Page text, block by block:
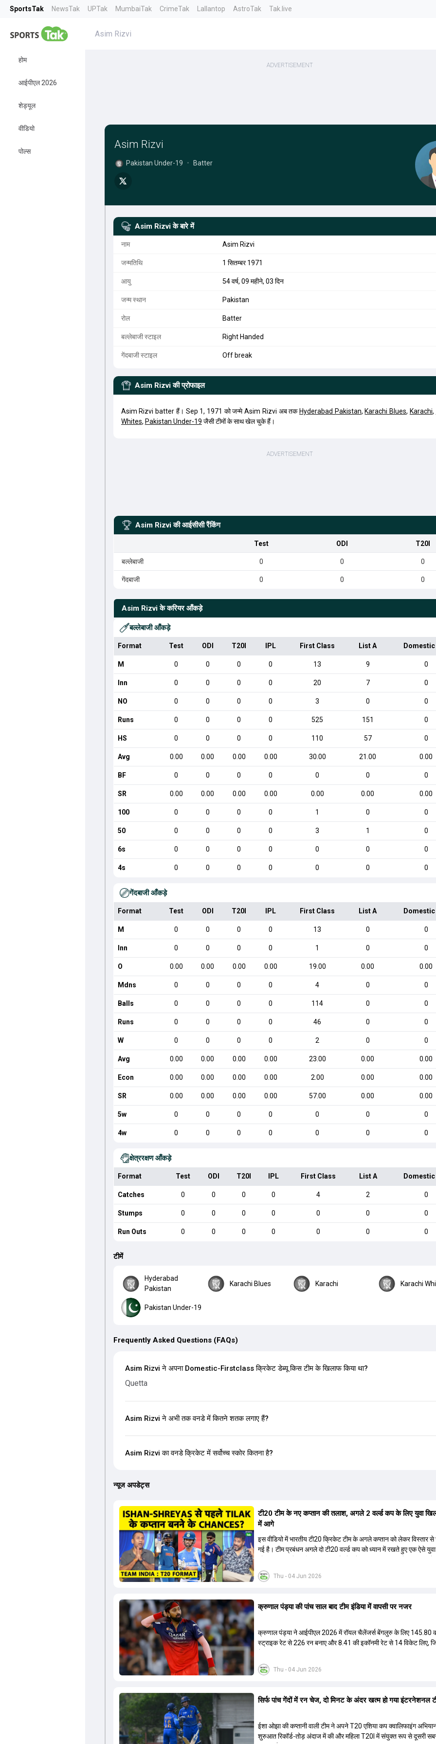
SportsTak NewsTak UPTak MumbaiTak CrimeTak Lallantop AstroTak Tak.live
होम
आईपीएल 2026
शेड्यूल
वीडियो
पोल्स
Asim Rizvi
Asim Rizvi
Pakistan Under-19 • Batter
Asim Rizvi के बारे में
नाम Asim Rizvi
जन्मतिथि 1 सितम्बर 1971
आयु 54 वर्ष, 09 महीने, 03 दिन
जन्म स्थान Pakistan
रोल Batter
बल्लेबाजी स्टाइल Right Handed
गेंदबाजी स्टाइल Off break
Asim Rizvi की प्रोफाइल
Asim Rizvi batter हैं। Sep 1, 1971 को जन्मे Asim Rizvi अब तक Hyderabad Pakistan, Karachi Blues, Karachi,
Whites, Pakistan Under-19 जैसी टीमों के साथ खेल चुके हैं।
Asim Rizvi की आईसीसी रैंकिंग
Test ODI T20I
बल्लेबाजी 0 0 0
गेंदबाजी 0 0 0
Asim Rizvi के करियर आँकड़े
बल्लेबाजी आँकड़े
Format Test ODI T20I IPL First Class List A
M 0 0 0 0 13 9 0
Inn 0 0 0 0 20 7 0
NO 0 0 0 0 3 0 0
Runs 0 0 0 0 525 151 0
HS 0 0 0 0 110 57 0
Avg 0.00 0.00 0.00 0.00 30.00 21.00 0.00
BF 0 0 0 0 0 0 0
SR 0.00 0.00 0.00 0.00 0.00 0.00 0.00
100 0 0 0 0 1 0 0
50 0 0 0 0 3 1 0
6s 0 0 0 0 0 0 0
4s 0 0 0 0 0 0 0
गेंदबाजी आँकड़े
Format Test ODI T20I IPL First Class List A
M 0 0 0 0 13 0 0
Inn 0 0 0 0 1 0 0
O 0.00 0.00 0.00 0.00 19.00 0.00 0.00
Mdns 0 0 0 0 4 0 0
Balls 0 0 0 0 114 0 0
Runs 0 0 0 0 46 0 0
W 0 0 0 0 2 0 0
Avg 0.00 0.00 0.00 0.00 23.00 0.00 0.00
Econ 0.00 0.00 0.00 0.00 2.00 0.00 0.00
SR 0.00 0.00 0.00 0.00 57.00 0.00 0.00
5w 0 0 0 0 0 0 0
4w 0 0 0 0 0 0 0
क्षेत्ररक्षण आँकड़े
Format Test ODI T20I IPL First Class List A
Catches 0 0 0 0 4 2 0
Stumps 0 0 0 0 0 0 0
Run Outs 0 0 0 0 0 0 0
टीमें
Hyderabad
Pakistan
Karachi Blues Karachi Karachi
Pakistan Under-19
Frequently Asked Questions (FAQs)
Asim Rizvi ने अपना Domestic-Firstclass क्रिकेट डेब्यू किस टीम के खिलाफ किया था?
Quetta
Asim Rizvi ने अभी तक वनडे में कितने शतक लगाए हैं?
Asim Rizvi का वनडे क्रिकेट में सर्वोच्च स्कोर कितना है?
न्यूज अपडेट्स
Thu - 04 Jun 2026
टी20 टीम के नए कप्तान की तलाश, अगले 2 वर्ल्ड कप के लिए युवा
में आगे
इस वीडियो में भारतीय टी20 क्रिकेट टीम के अगले कप्तान को लेकर विस्तार से
गई है। टीम प्रबंधन अगले दो टी20 वर्ल्ड कप को ध्यान में रखते हुए एक ऐसे युवा
बताया गया है कि टी20 टीम को टेस्ट और वनडे टीम से अलग रखा गया है।
में कुछ ऐसे युवा खिलाड़ी शामिल हैं जिनके पास घरेलू क्रिकेट में कप्तानी का
विकेटकीपर की भूमिका को लेकर भी स्पष्टता दी गई है कि टी20 में ओपनिंग करने
जो अगले चार से आठ साल तक टीम की कमान संभाल सके।
Thu - 04 Jun 2026
क्रुणाल पंड्या की पांच साल बाद टीम इंडिया में वापसी पर नजर
क्रुणाल पंड्या ने आईपीएल 2026 में रॉयल चैलेंजर्स बेंगलुरु के लिए 145.80
स्ट्राइक रेट से 226 रन बनाए और 8.41 की इकॉनमी रेट से 14 विकेट लिए,
सिर्फ पांच गेंदों में रन चेज, दो मिनट के अंदर खत्म हो गया इंटरनेशनल
ईशा ओझा की कप्तानी वाली टीम ने अपने T20 एशिया कप क्वालिफाइंग
शुरुआत रिकॉर्ड-तोड़ अंदाज में की और महिला T20I में संयुक्त रूप से दूसरी